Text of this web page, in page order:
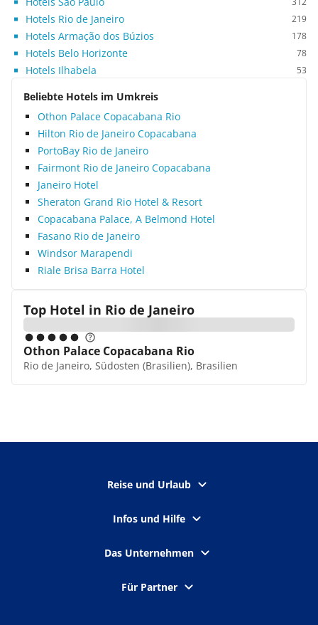
Hotels Rio de Janeiro 219
Hotels Armação dos Búzios 178
Hotels Belo Horizonte 78
Hotels Ilhabela 53
Beliebte Hotels im Umkreis
Othon Palace Copacabana Rio
Hilton Rio de Janeiro Copacabana
PortoBay Rio de Janeiro
Fairmont Rio de Janeiro Copacabana
Janeiro Hotel
Sheraton Grand Rio Hotel & Resort
Copacabana Palace, A Belmond Hotel
Fasano Rio de Janeiro
Windsor Marapendi
Riale Brisa Barra Hotel
Top Hotel in Rio de Janeiro
Othon Palace Copacabana Rio
Rio de Janeiro, Südosten (Brasilien), Brasilien
Reise und Urlaub
Infos und Hilfe
Das Unternehmen
Für Partner